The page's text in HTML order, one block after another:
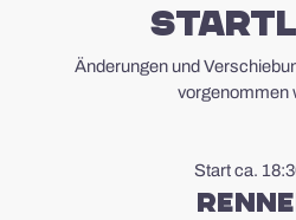
Änderungen und
vorgenommen
Start ca.